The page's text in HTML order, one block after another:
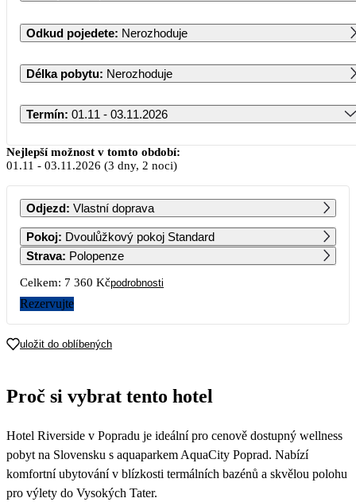
Odkud pojedete: Nerozhoduje
Délka pobytu: Nerozhoduje
Termín: 01.11 - 03.11.2026
Listopad 2026
PO ÚT ST ČT PÁ SO NE
1
2
3 680
3
3 680
4
3 680
5 6 7 8
3 680 3 680 3 680 3 680 3 680 3 680 3 680
16 17
23
3 680
24 25 26
30
Nejlepší možnost v tomto období:
01.11 - 03.11.2026 (3 dny, 2 noci)
Odjezd: Vlastní doprava
Pokoj: Dvoulůžkový pokoj Standard
Strava: Polopenze
Celkem: 7 360 Kčpodrobnosti
Rezervujte
uložit do oblíbených
Proč si vybrat tento hotel
Hotel Riverside v Popradu je ideální pro cenově dostupný wellness
pobyt na Slovensku s aquaparkem AquaCity Poprad. Nabízí
komfortní ubytování v blízkosti termálních bazénů a skvělou polohu
pro výlety do Vysokých Tater.